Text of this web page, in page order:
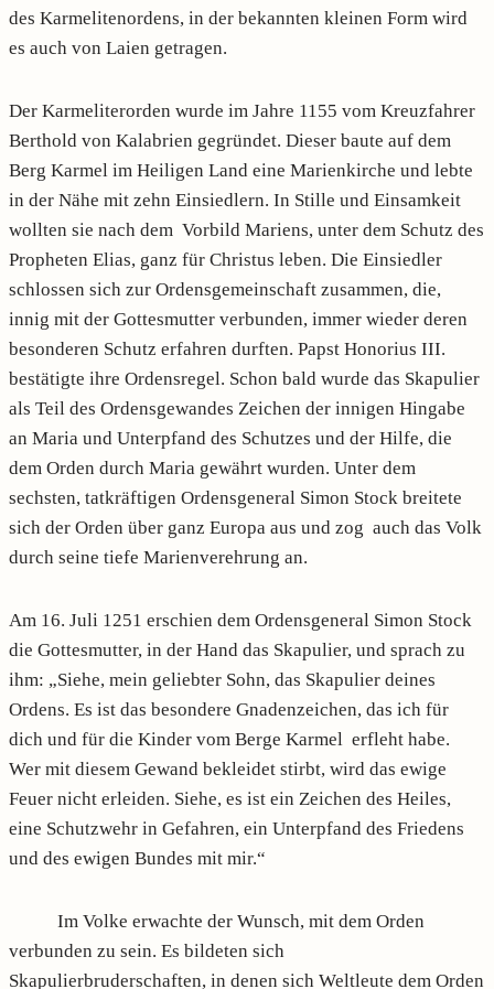
des Karmelitenordens, in der bekannten kleinen Form wird
es auch von Laien getragen.
Der Karmeliterorden wurde im Jahre 1155 vom Kreuzfahrer
Berthold von Kalabrien gegründet. Dieser baute auf dem
Berg Karmel im Heiligen Land eine Marienkirche und lebte
in der Nähe mit zehn Einsiedlern. In Stille und Einsamkeit
wollten sie nach dem Vorbild Mariens, unter dem Schutz des
Propheten Elias, ganz für Christus leben. Die Einsiedler
schlossen sich zur Ordensgemeinschaft zusammen, die,
innig mit der Gottesmutter verbunden, immer wieder deren
besonderen Schutz erfahren durften. Papst Honorius III.
bestätigte ihre Ordensregel. Schon bald wurde das Skapulier
als Teil des Ordensgewandes Zeichen der innigen Hingabe
an Maria und Unterpfand des Schutzes und der Hilfe, die
dem Orden durch Maria gewährt wurden. Unter dem
sechsten, tatkräftigen Ordensgeneral Simon Stock breitete
sich der Orden über ganz Europa aus und zog auch das Volk
durch seine tiefe Marienverehrung an.
Am 16. Juli 1251 erschien dem Ordensgeneral Simon Stock
die Gottesmutter, in der Hand das Skapulier, und sprach zu
ihm: „Siehe, mein geliebter Sohn, das Skapulier deines
Ordens. Es ist das besondere Gnadenzeichen, das ich für
dich und für die Kinder vom Berge Karmel erfleht habe.
Wer mit diesem Gewand bekleidet stirbt, wird das ewige
Feuer nicht erleiden. Siehe, es ist ein Zeichen des Heiles,
eine Schutzwehr in Gefahren, ein Unterpfand des Friedens
und des ewigen Bundes mit mir.“
Im Volke erwachte der Wunsch, mit dem Orden
verbunden zu sein. Es bildeten sich
Skapulierbruderschaften, in denen sich Weltleute dem Orden